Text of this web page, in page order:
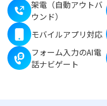
架電（自動アウトバ
ウンド）
モバイルアプリ対応
フォーム入力のAI電
話ナビゲート